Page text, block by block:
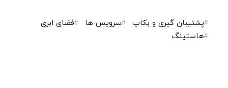
پشتیبان گیری و بکاپ سرویس ها
فضای ابری
هاستینگ